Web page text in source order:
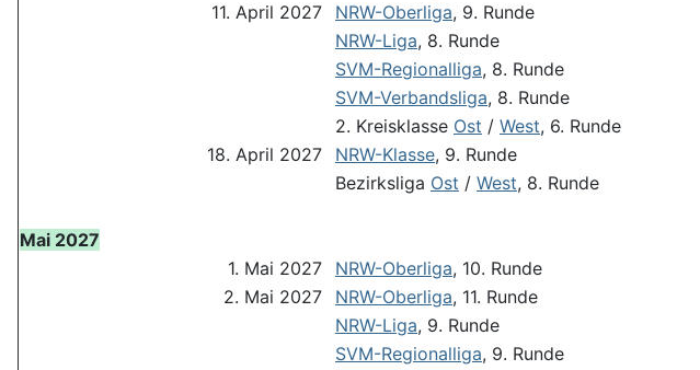
11. April 2027
NRW-Oberliga, 9. Runde
NRW-Liga, 8. Runde
SVM-Regionalliga, 8. Runde
SVM-Verbandsliga, 8. Runde
2. Kreisklasse Ost / West, 6. Runde
18. April 2027
NRW-Klasse, 9. Runde
Bezirksliga Ost / West, 8. Runde
Mai 2027
1. Mai 2027
NRW-Oberliga, 10. Runde
2. Mai 2027
NRW-Oberliga, 11. Runde
NRW-Liga, 9. Runde
SVM-Regionalliga, 9. Runde